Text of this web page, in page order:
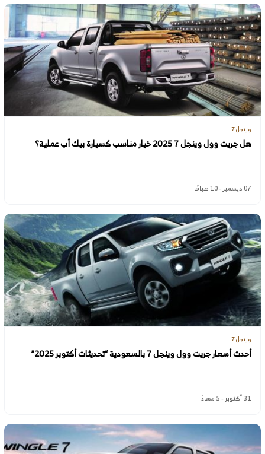
وينجل 7
هل جريت وول وينجل 7 2025 خيار مناسب كسيارة بيك أب عملية؟
07 ديسمبر - 10 صباحًا
وينجل 7
أحدث أسعار جريت وول وينجل 7 بالسعودية “تحديثات أكتوبر 2025”
31 أكتوبر - 5 مساءً